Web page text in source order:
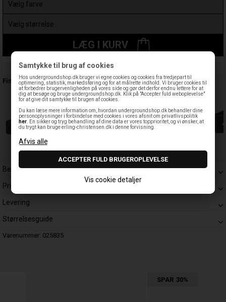
Samtykke til brug af cookies
Hos undergroundshop.dk bruger vi egne cookies og cookies fra tredjepart til
optimering, statistik, markedsføring og for at målrette indhold. Vi bruger cookies til
at forbedrer brugervenligheden på vores side og gør det derfor endnu lettere for at
dig at besøge og bruge undergroundshop.dk. Klik på "Accepter fuld weboplevelse"
for at give dit samtykke til brugen af cookies.
Du kan læse mere information om, hvordan undergroundshop.dk behandler dine
personoplysninger i forbindelse med cookies i vores afsnit om privatlivspolitik
her . En sikker og tryg behandling af dine data er vores topprioritet, og vi ønsker, at
du trygt kan bruge erling-christensen.dk i denne forvisning.
Vis cookie detaljer
LÆG I KURV
Leveringstid: 1-3 hverdage
Findes også:
Beskrivelse
Prisgaranti
Levering
Størrelsesguide
Varenummer: 025835
SPAR 30%